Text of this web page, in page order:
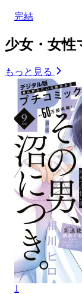
完結
少女・女
もっと見る
1